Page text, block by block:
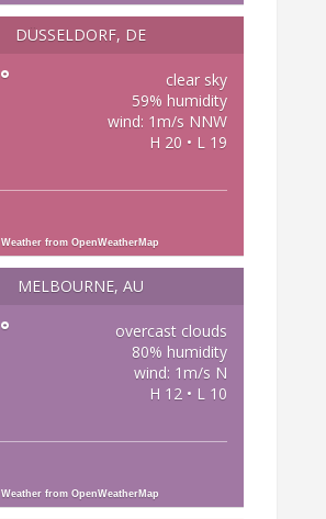
DÜSSELDORF, DE
°
clear sky
59% humidity
wind: 1m/s NNW
H 20 • L 19
Weather from OpenWeatherMap
MELBOURNE, AU
°
overcast clouds
80% humidity
wind: 1m/s N
H 12 • L 10
Weather from OpenWeatherMap